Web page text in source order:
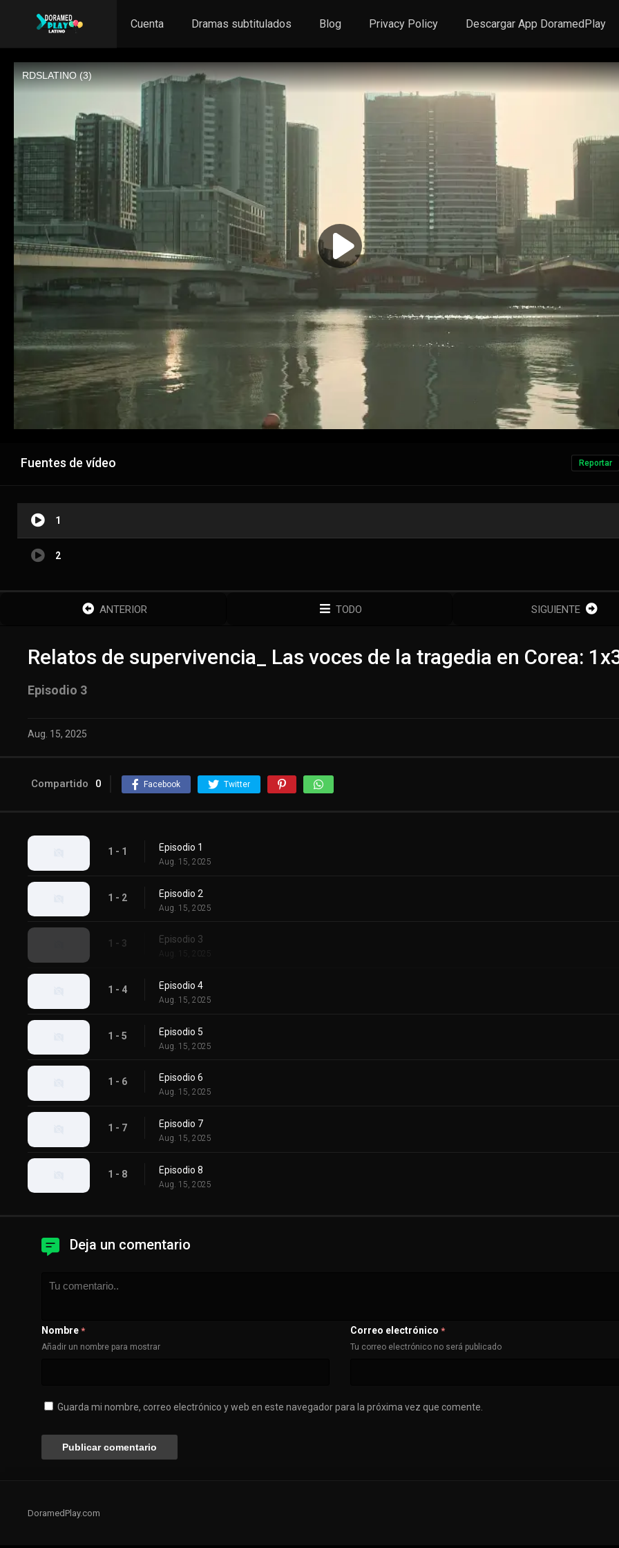
Cuenta Dramas subtitulados Blog Privacy Policy Descargar App DoramedPlay
Fuentes de vídeo Reportar
1
2
ANTERIOR TODO SIGUIENTE
Relatos de supervivencia_ Las voces de la tragedia en Corea:
Episodio 3
Aug. 15, 2025
Compartido 0 Facebook Twitter
1 - 1 Episodio 1
Aug. 15, 2025
1 - 2 Episodio 2
Aug. 15, 2025
1 - 3 Episodio 3
Aug. 15, 2025
1 - 4 Episodio 4
Aug. 15, 2025
1 - 5 Episodio 5
Aug. 15, 2025
1 - 6 Episodio 6
Aug. 15, 2025
1 - 7 Episodio 7
Aug. 15, 2025
1 - 8 Episodio 8
Aug. 15, 2025
Deja un comentario
Nombre *
Añadir un nombre para mostrar
Correo electrónico *
Tu correo electrónico no será publicado
Guarda mi nombre, correo electrónico y web en este navegador para la próxima vez que comente.
DoramedPlay.com